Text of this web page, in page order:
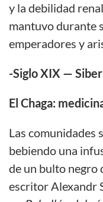
y la debilidad
mantuvo durante
emperadores y
-Siglo XIX —
El Chaga:
Las comunidades
bebiendo una
de un bulto negro
escritor Alexandr